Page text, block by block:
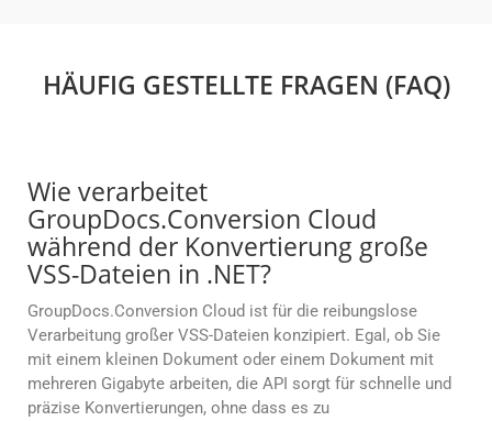
HÄUFIG GESTELLTE FRAGEN (FAQ)
Wie verarbeitet
GroupDocs.Conversion Cloud
während der Konvertierung große
VSS-Dateien in .NET?
GroupDocs.Conversion Cloud ist für die reibungslose
Verarbeitung großer VSS-Dateien konzipiert. Egal, ob Sie
mit einem kleinen Dokument oder einem Dokument mit
mehreren Gigabyte arbeiten, die API sorgt für schnelle und
präzise Konvertierungen, ohne dass es zu